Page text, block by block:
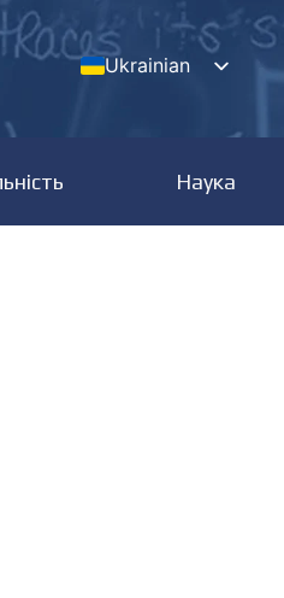
Ukrainian
Наука